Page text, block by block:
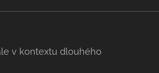
v kontextu dlouhého